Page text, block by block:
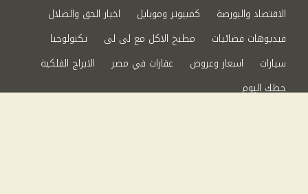
الاقتصاد والبورصة
كمبيوتر وموبايل
اخبار الحق والضلال
فيديوهات فضائيات
مطبخ الاكل مع لى لى
تكنولوجيا
سيارات
اسعار وعروض عقارات في مصر
الابراج الفلكية
حظك اليوم